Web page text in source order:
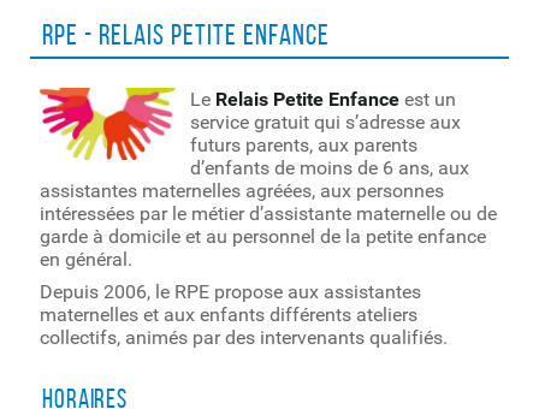
RPE - Relais Petite Enfance
Le Relais Petite Enfanceest un
service gratuit qui s’adresse aux
futurs parents, aux parents
d’enfants de moins de 6 ans, aux
assistantes maternelles agréées, aux personnes
intéressées par le métier d’assistante maternelle ou de
garde à domicile et au personnel de la petite enfance
en général.
Depuis 2006, le RPE propose aux assistantes
maternelles et aux enfants différents ateliers
collectifs, animés par des intervenants qualifiés.
Horaires